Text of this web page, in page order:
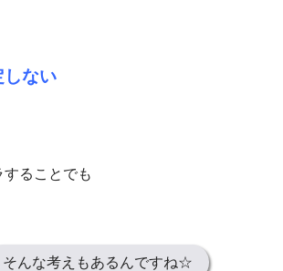
しない
ることでも
そんな考えもあるんですね☆